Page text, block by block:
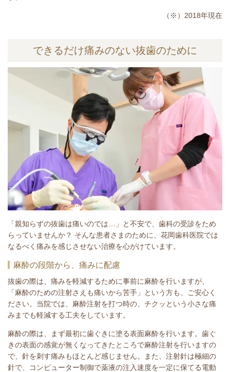
（※）2018年現在
できるだけ痛みのない抜歯のために
「親知らずの抜歯は痛いのでは…」と不安で、歯科の受診をため
らっていませんか？ そんな患者さまのために、花岡歯科医院では
なるべく痛みを感じさせない治療を心がけています。
麻酔の段階から、痛みに配慮
抜歯の際は、痛みを軽減するために事前に麻酔を行いますが、
「麻酔のための注射さえも痛いから苦手」という方も、ご安心く
ださい。当院では、麻酔注射を打つ時の、チクッという小さな痛
みまでも軽減する工夫をしています。
麻酔の際は、まず最初に歯ぐきに塗る表面麻酔を行います。歯ぐ
きの表面の感覚が無くなってきたところで麻酔注射を行いますの
で、針を刺す痛みもほとんど感じません。また、注射針は極細の
針で、コンピューター制御で薬液の注入速度を一定に保てる電動